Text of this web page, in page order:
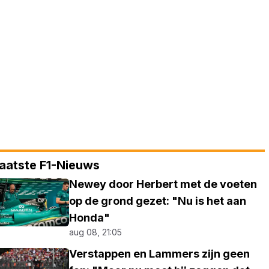
F1-Nieuws
Newey door Herbert met de voeten
op de grond gezet: "Nu is het aan
Honda"
aug 08, 21:05
Verstappen en Lammers zijn geen